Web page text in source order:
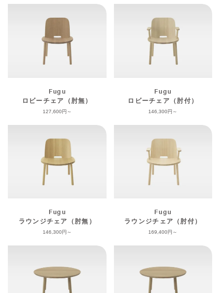
Fugu
ロビーチェア（肘無）
127,600
Fugu
ロビーチェア（肘付）
146,300
Fugu
ラウンジチェア（肘無）
146,300
Fugu
ラウンジチェア（肘付）
169,400